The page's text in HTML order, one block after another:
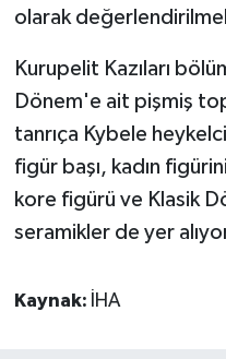
olarak
Kurupelit Kazıları
Dönem'e ait pişmiş
tanrıça Kybele
figür başı, kadın
kore figürü ve Klasik
seramikler de yer
Kaynak: İHA